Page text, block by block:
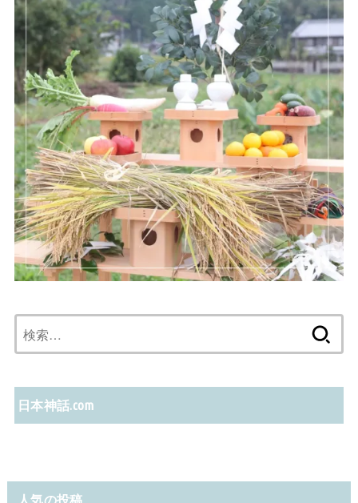
索:
日本神話.com
人気の投稿